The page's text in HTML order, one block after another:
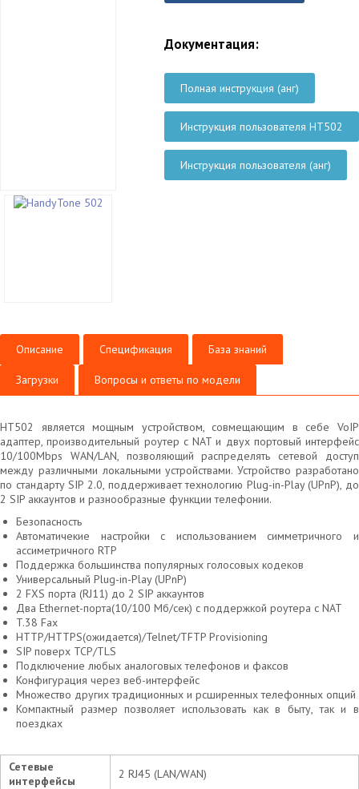
Документация:
Полная инструкция (анг)
Инструкция пользователя HT502
Инструкция пользователя (анг)
Описание Спецификация База знаний
Загрузки Вопросы и ответы по модели
HT502 является мощным устройством, совмещающим в себе VoIP
адаптер, производительный роутер с NAT и двух портовый интерфейс
10/100Mbps WAN/LAN, позволяющий распределять сетевой доступ
между различными локальными устройствами. Устройство разработано
по стандарту SIP 2.0, поддерживает технологию Plug-in-Play (UPnP), до
2 SIP аккаунтов и разнообразные функции телефонии.
Безопасность
Автоматичекие настройки с использованием симметричного и
ассиметричного RTP
Поддержка большинства популярных голосовых кодеков
Универсальный Plug-in-Play (UPnP)
2 FXS порта (RJ11) до 2 SIP аккаунтов
Два Ethernet-порта(10/100 Мб/сек) с поддержкой роутера с NAT
T.38 Fax
HTTP/HTTPS(ожидается)/Telnet/TFTP Provisioning
SIP поверх TCP/TLS
Подключение любых аналоговых телефонов и факсов
Конфигурация через веб-интерфейс
Множество других традиционных и рсширенных телефонных опций
Компактный размер позволяет использовать как в быту, так и в
поездках
Сетевые
интерфейсы
2 RJ45 (LAN/WAN)